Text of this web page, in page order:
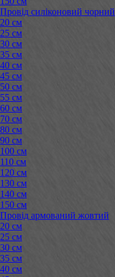
Провід силіконовий чорний
20 см
25 см
30 см
35 см
40 см
45 см
50 см
55 см
60 см
70 см
80 см
90 см
100 см
110 см
120 см
130 см
140 см
150 см
Провід армований жовтий
20 см
25 см
30 см
35 см
40 см